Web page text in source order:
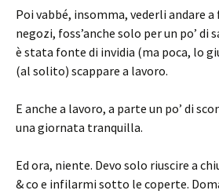
Poi vabbé, insomma, vederli andare
negozi, foss’anche solo per un po’ di
è stata fonte di invidia (ma poca, lo
(al solito) scappare a lavoro.
E anche a lavoro, a parte un po’ di
una giornata tranquilla.
Ed ora, niente. Devo solo riuscire a
& co e infilarmi sotto le coperte.